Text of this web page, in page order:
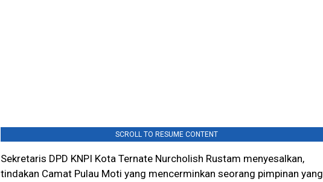
SCROLL TO RESUME CONTENT
Sekretaris DPD KNPI Kota Ternate Nurcholish Rustam menyesalkan,
tindakan Camat Pulau Moti yang mencerminkan seorang pimpinan yang